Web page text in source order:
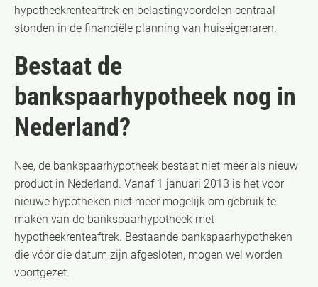
hypotheekrenteaftrek en belastingvoordelen centraal
stonden in de financiële planning van huiseigenaren.
Bestaat de
bankspaarhypotheek nog in
Nederland?
Nee, de bankspaarhypotheek bestaat niet meer als nieuw
product in Nederland. Vanaf 1 januari 2013 is het voor
nieuwe hypotheken niet meer mogelijk om gebruik te
maken van de bankspaarhypotheek met
hypotheekrenteaftrek. Bestaande bankspaarhypotheken
die vóór die datum zijn afgesloten, mogen wel worden
voortgezet.